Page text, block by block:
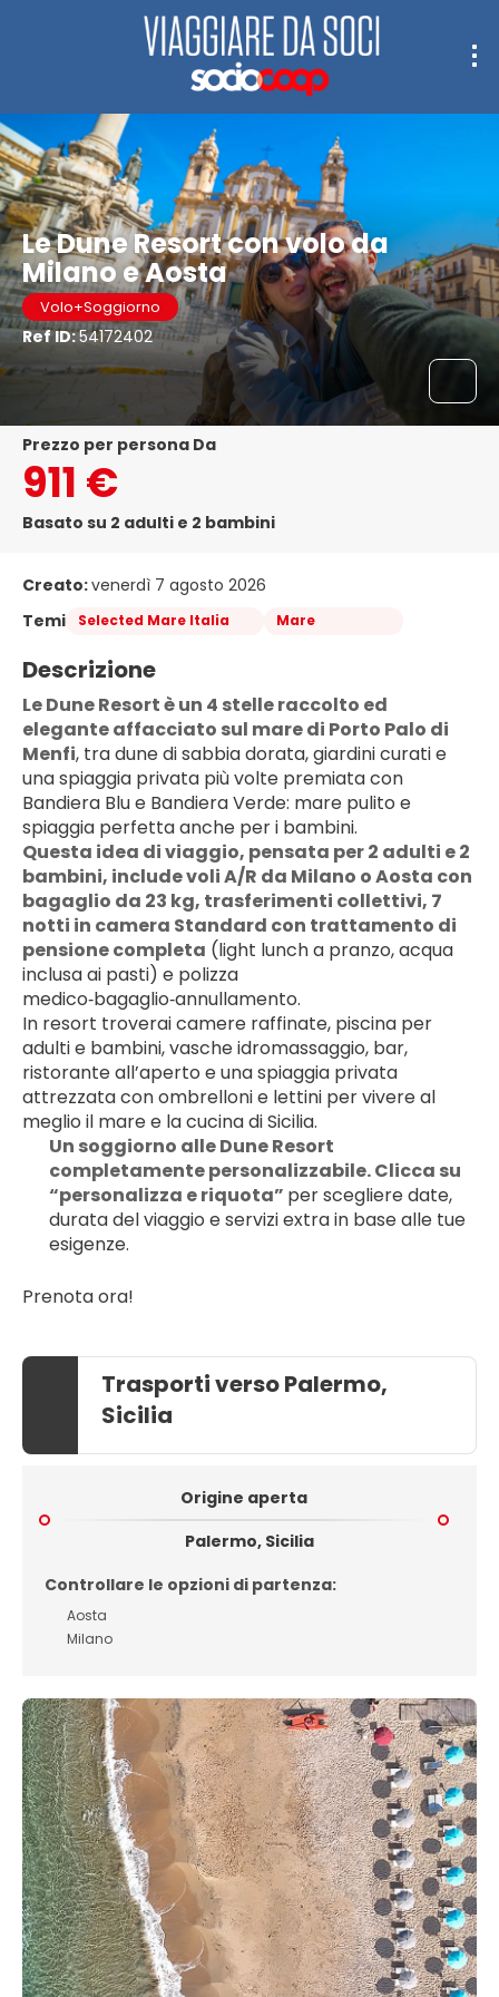
Le Dune Resort con volo da
Milano e Aosta
Volo+Soggiorno
Ref ID:54172402
Prezzo per persona Da
911 €
Basato su 2 adulti e 2 bambini
Creato:venerdì 7 agosto 2026
Temi
Selected Mare Italia Mare
Descrizione
Le Dune Resort è un 4 stelle raccolto ed
elegante affacciato sul mare di Porto Palo di
Menfi, tra dune di sabbia dorata, giardini curati e
una spiaggia privata più volte premiata con
Bandiera Blu e Bandiera Verde: mare pulito e
spiaggia perfetta anche per i bambini.
Questa idea di viaggio, pensata per 2 adulti e 2
bambini, include voli A/R da Milano o Aosta con
bagaglio da 23 kg, trasferimenti collettivi, 7
notti in camera Standard con trattamento di
pensione completa (light lunch a pranzo, acqua
inclusa ai pasti) e polizza
medico‑bagaglio‑annullamento.
In resort troverai camere raffinate, piscina per
adulti e bambini, vasche idromassaggio, bar,
ristorante all’aperto e una spiaggia privata
attrezzata con ombrelloni e lettini per vivere al
meglio il mare e la cucina di Sicilia.
Un soggiorno alle Dune Resort
completamente personalizzabile. Clicca su
“personalizza e riquota” per scegliere date,
durata del viaggio e servizi extra in base alle tue
esigenze.
Prenota ora!
Trasporti verso Palermo,
Sicilia
Origine aperta
Palermo, Sicilia
Controllare le opzioni di partenza:
Aosta
Milano